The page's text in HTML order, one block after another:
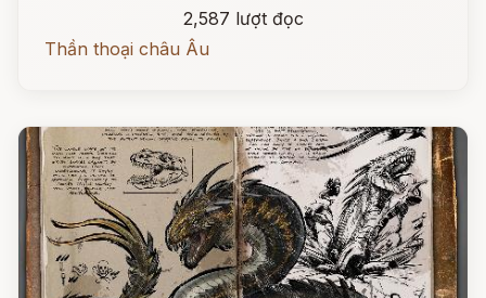
2,587 lượt đọc
Thần thoại châu Âu